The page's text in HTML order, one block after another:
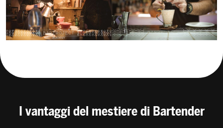
I vantaggi del mestiere di Bartender